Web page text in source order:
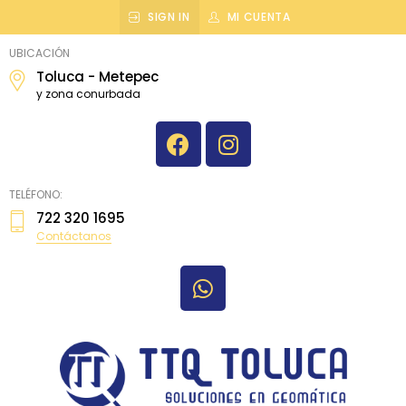
SIGN IN MI CUENTA
topografiatoluca
UBICACIÓN
Toluca - Metepec
y zona conurbada
TELÉFONO:
722 320 1695
Contáctanos